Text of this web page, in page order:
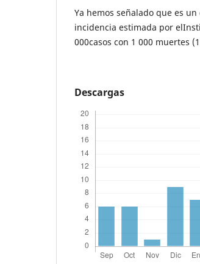
Ya hemos señalado que es
incidencia estimada por
000casos con 1 000 muertes
Descargas